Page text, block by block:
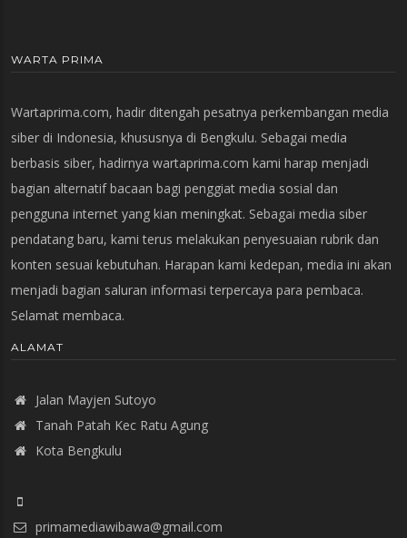
WARTA PRIMA
Wartaprima.com, hadir ditengah pesatnya perkembangan media
siber di Indonesia, khususnya di Bengkulu. Sebagai media
berbasis siber, hadirnya wartaprima.com kami harap menjadi
bagian alternatif bacaan bagi penggiat media sosial dan
pengguna internet yang kian meningkat. Sebagai media siber
pendatang baru, kami terus melakukan penyesuaian rubrik dan
konten sesuai kebutuhan. Harapan kami kedepan, media ini akan
menjadi bagian saluran informasi terpercaya para pembaca.
Selamat membaca.
ALAMAT
Jalan Mayjen Sutoyo
Tanah Patah Kec Ratu Agung
Kota Bengkulu
primamediawibawa@gmail.com